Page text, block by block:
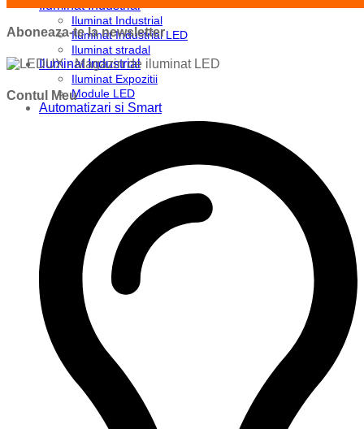
Iluminat Industrial
Iluminat Industrial
Iluminat Industrial LED
Iluminat stradal
Iluminat Industrial
Iluminat Expozitii
Module LED
Automatizari si Smart
Aboneaza-te la newsletter
Contul Meu